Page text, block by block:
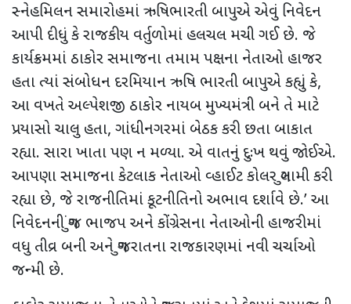
સ્નેહમિલન સમારોહમાં ઋષિભારતી બાપુએ એવું નિવેદન
આપી દીધું કે રાજકીય વર્તુળોમાં હલચલ મચી ગઈ છે. જે
કાર્યક્રમમાં ઠાકોર સમાજના તમામ પક્ષના નેતાઓ હાજર
હતા ત્યાં સંબોધન દરમિયાન ઋષિ ભારતી બાપુએ કહ્યું કે,
આ વખતે અલ્પેશજી ઠાકોર નાયબ મુખ્યમંત્રી બને તે માટે
પ્રયાસો ચાલુ હતા, ગાંધીનગરમાં બેઠક કરી છતા બાકાત
રહ્યા. સારા ખાતા પણ ન મળ્યા. એ વાતનું દુઃખ થવું જોઈએ.
આપણા સમાજના કેટલાક નેતાઓ વ્હાઈટ કોલર ગુલામી કરી
રહ્યા છે, જે રાજનીતિમાં કૂટનીતિનો અભાવ દર્શાવે છે.’આ
નિવેદનની ગુંજ ભાજપ અને કોંગ્રેસના નેતાઓની હાજરીમાં
વધુ તીવ્ર બની અને ગુજરાતના રાજકારણમાં નવી ચર્ચાઓ
જન્મી છે.